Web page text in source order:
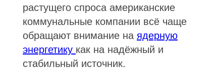
растущего спроса американские
коммунальные компании всё чаще
обращают внимание на ядерную
энергетику как на надёжный и
стабильный источник.